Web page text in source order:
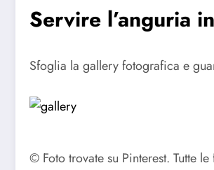
Servire l’anguria
Sfoglia la gallery fotografica e
© Foto trovate su Pinterest. Tutte